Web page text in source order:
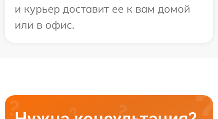
и курьер доставит ее к вам домой
или в офис.